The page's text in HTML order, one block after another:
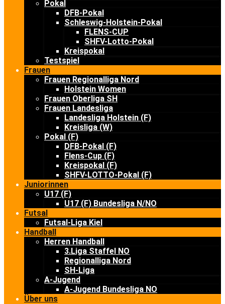
Pokal
DFB-Pokal
Schleswig-Holstein-Pokal
FLENS-CUP
SHFV-Lotto-Pokal
Kreispokal
Testspiel
Frauen
Frauen Regionalliga Nord
Holstein Women
Frauen Oberliga SH
Frauen Landesliga
Landesliga Holstein (F)
Kreisliga (W)
Pokal (F)
DFB-Pokal (F)
Flens-Cup (F)
Kreispokal (F)
SHFV-LOTTO-Pokal (F)
Juniorinnen
U17 (F)
U17 (F) Bundesliga N/NO
Futsal
Futsal-Liga Kiel
Handball
Herren Handball
3.Liga Staffel NO
Regionalliga Nord
SH-Liga
A-Jugend
A-Jugend Bundesliga NO
Über uns